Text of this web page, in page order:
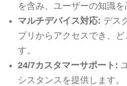
を含み、ユーザーの知識を
マルチデバイス対応: デス
プリからアクセスでき、
す。
24/7カスタマーサポート:
シスタンスを提供します。